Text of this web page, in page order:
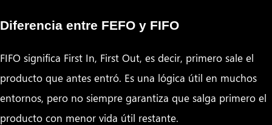
Diferencia entre FEFO y FIFO
FIFO significa First In, First Out, es decir, primero sale el
producto que antes entró. Es una lógica útil en muchos
entornos, pero no siempre garantiza que salga primero el
producto con menor vida útil restante.